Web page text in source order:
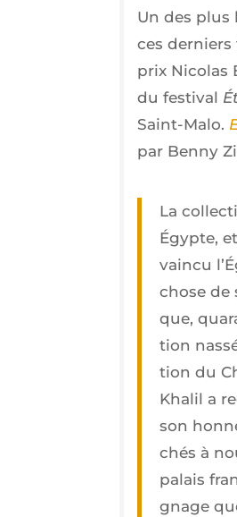
Un des plus
ces
prix Nico­las
du fes­ti­val
Saint-Malo.
par Ben­ny
La
Égypte,
vain­cu
chose de
que,
tion
tion du
Kha­lil a
son
chés à
palais
gnage